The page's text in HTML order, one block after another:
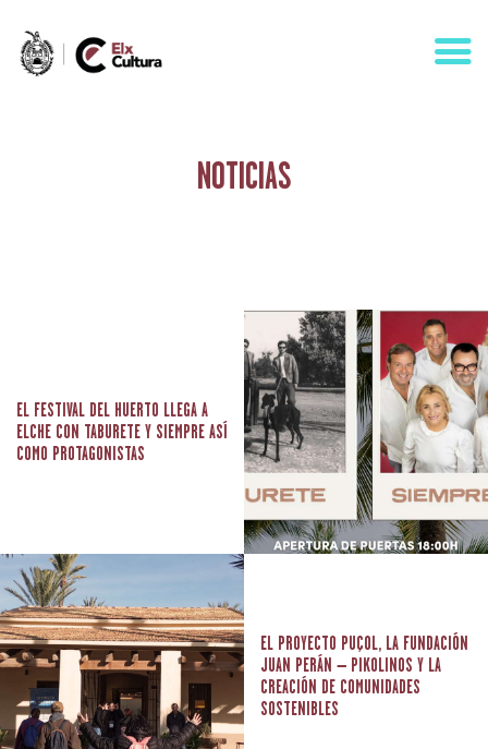
NOTICIAS
EL FESTIVAL DEL HUERTO LLEGA A
ELCHE CON TABURETE Y SIEMPRE ASÍ
COMO PROTAGONISTAS
EL PROYECTO PUÇOL, LA FUNDACIÓN
JUAN PERÁN – PIKOLINOS Y LA
CREACIÓN DE COMUNIDADES
SOSTENIBLES